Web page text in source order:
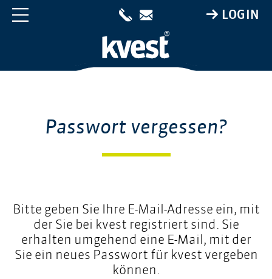
LOGIN
Passwort vergessen?
Bitte geben Sie Ihre E-Mail-Adresse ein, mit
der Sie bei kvest registriert sind. Sie
erhalten umgehend eine E-Mail, mit der
Sie ein neues Passwort für kvest vergeben
können.